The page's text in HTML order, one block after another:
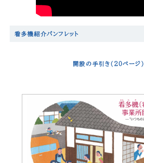
看多機紹介パンフレット
開設の手引き（20ページ）